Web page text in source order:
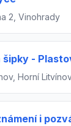
2, Vinohrady
šipky -
Horní
i